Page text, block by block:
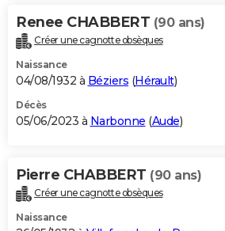
Renee CHABBERT (90 ans)
Créer une cagnotte obsèques
Naissance
04/08/1932 à Béziers (Hérault)
Décès
05/06/2023 à Narbonne (Aude)
Pierre CHABBERT (90 ans)
Créer une cagnotte obsèques
Naissance